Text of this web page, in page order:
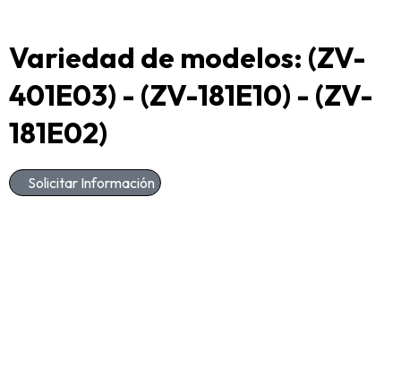
Variedad de modelos: (ZV-
401E03) - (ZV-181E10) - (ZV-
181E02)
Solicitar Información